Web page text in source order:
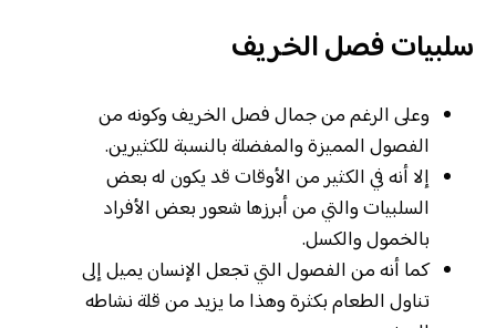
سلبيات فصل الخريف
وعلى الرغم من جمال فصل الخريف وكونه من
الفصول المميزة والمفضلة بالنسبة للكثيرين.
إلا أنه في الكثير من الأوقات قد يكون له بعض
السلبيات والتي من أبرزها شعور بعض الأفراد
بالخمول والكسل.
كما أنه من الفصول التي تجعل الإنسان يميل إلى
تناول الطعام بكثرة وهذا ما يزيد من قلة نشاطه